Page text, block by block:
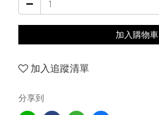
加入購物車
加入追蹤清單
分享到